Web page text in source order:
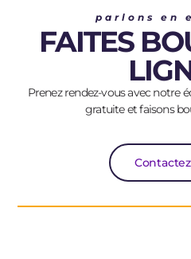
parlons en
FAITES
Prenez rendez-vous avec notre
gratuite et faisons